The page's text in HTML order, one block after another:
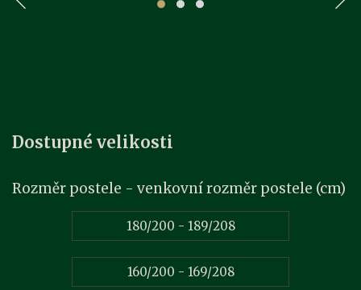
Dostupné velikosti
Rozměr postele - venkovní rozměr postele (cm)
180/200 - 189/208
160/200 - 169/208